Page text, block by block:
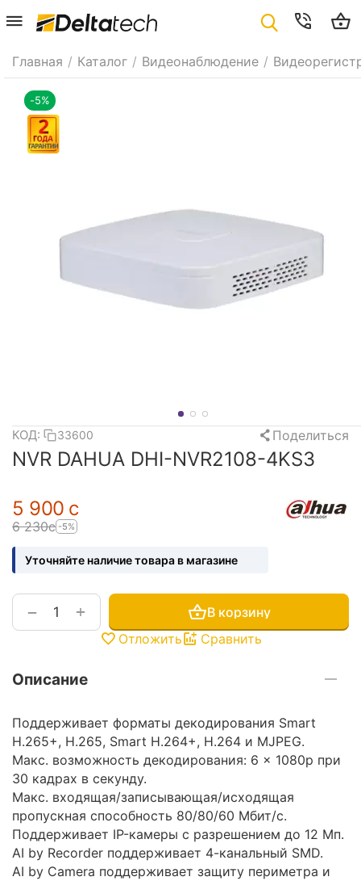
Главная / Каталог / Видеонаблюдение /
-5%
КОД: 33600 Поделиться
NVR DAHUA DHI-NVR2108-4KS3
5 900 с
6 230с -5%
Уточняйте наличие товара в магазине
+
−
В корзину
Отложить
Сравнить
Описание
Поддерживает форматы декодирования Smart
H.265+, H.265, Smart H.264+, H.264 и MJPEG.
Макс. возможность декодирования: 6 × 1080p при
30 кадрах в секунду.
Макс. входящая/записывающая/исходящая
пропускная способность 80/80/60 Мбит/с.
Поддерживает IP-камеры с разрешением до 12 Мп.
AI by Recorder поддерживает 4-канальный SMD.
AI by Camera поддерживает защиту периметра и